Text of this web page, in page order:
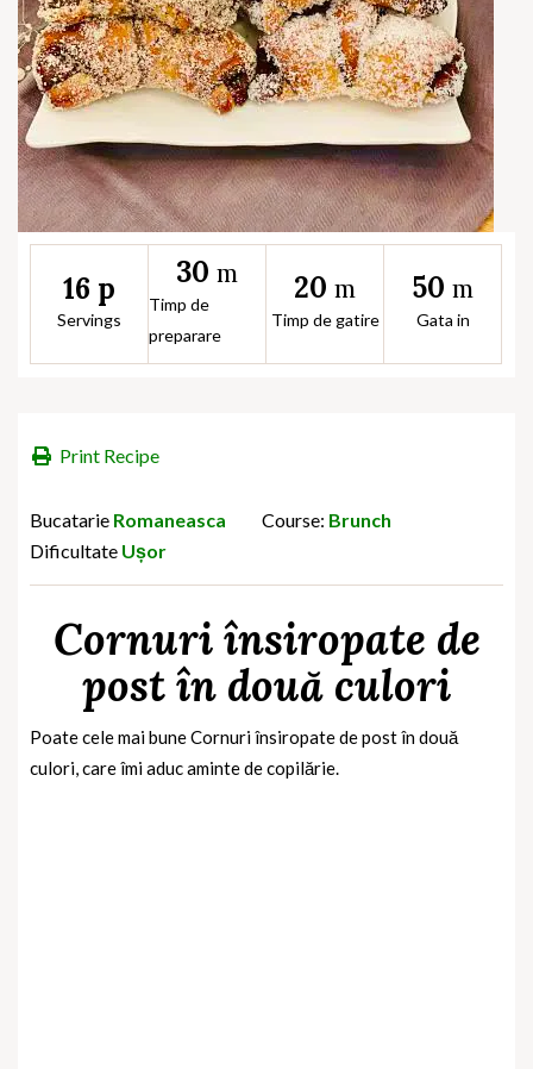
16 p
Servings
30 m
Timp de
preparare
20 m
Timp de gatire
50 m
Gata in
Print Recipe
Bucatarie Romaneasca Course: Brunch
Dificultate Ușor
Cornuri însiropate de
post în două culori
Poate cele mai bune Cornuri însiropate de post în două
culori, care îmi aduc aminte de copilărie.